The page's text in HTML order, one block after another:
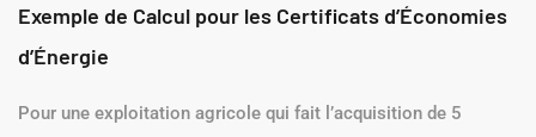
Exemple de Calcul pour les Certificats d’Économies
d’Énergie
Pour une exploitation agricole qui fait l’acquisition de 5